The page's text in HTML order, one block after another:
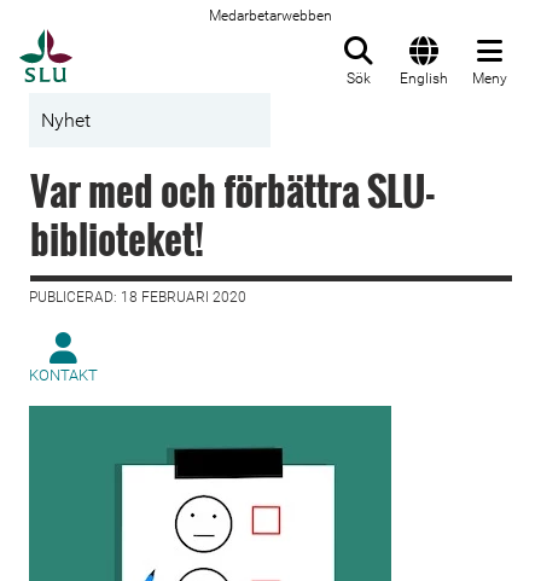
Medarbetarwebben
Sök English Meny
Nyhet
Var med och förbättra SLU-
biblioteket!
PUBLICERAD: 18 FEBRUARI 2020
KONTAKT